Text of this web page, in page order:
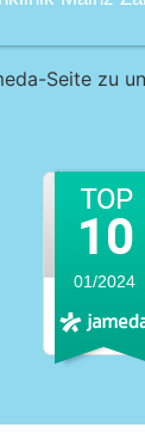
Seite zu
01/2024